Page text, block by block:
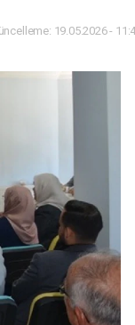
19.05.2026 -